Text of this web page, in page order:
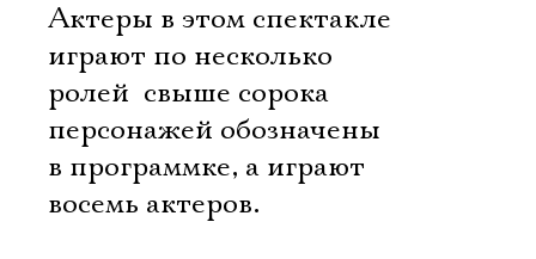
Актеры в этом спектакле
играют по несколько
ролей  свыше сорока
персонажей обозначены
в программке, а играют
восемь актеров.